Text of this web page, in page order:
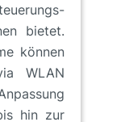
bietet.
können
WLAN
hin zur